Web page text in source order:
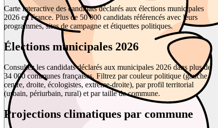
Carte interactive des candidats déclarés aux élections municipales
2026 en France. Plus de 50 000 candidats référencés avec leurs
programmes, sites de campagne et étiquettes politiques.
Élections municipales 2026
Consultez les candidats déclarés aux municipales 2026 dans plus de
34 000 communes françaises. Filtrez par couleur politique (gauche,
centre, droite, écologistes, extrême-droite), par profil territorial
(urbain, périurbain, rural) et par taille de commune.
Projections climatiques par commune